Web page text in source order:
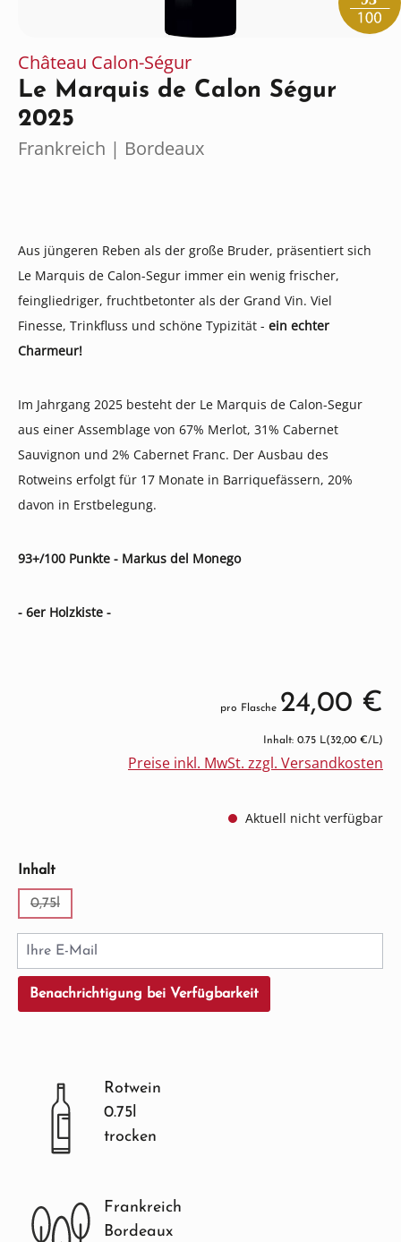
Château Calon-Ségur
Le Marquis de Calon Ségur
2025
Frankreich | Bordeaux
Aus jüngeren Reben als der große Bruder, präsentiert sich
Le Marquis de Calon-Segur immer ein wenig frischer,
feingliedriger, fruchtbetonter als der Grand Vin. Viel
Finesse, Trinkfluss und schöne Typizität - ein echter
Charmeur!
Im Jahrgang 2025 besteht der Le Marquis de Calon-Segur
aus einer Assemblage von 67% Merlot, 31% Cabernet
Sauvignon und 2% Cabernet Franc. Der Ausbau des
Rotweins erfolgt für 17 Monate in Barriquefässern, 20%
davon in Erstbelegung.
93+/100 Punkte - Markus del Monego
- 6er Holzkiste -
pro Flasche 24,00 €
Inhalt: 0.75 L(32,00 €/L)
Preise inkl. MwSt. zzgl. Versandkosten
Aktuell nicht verfügbar
Inhaltauswählen
0,75l
Ihre E-Mail
Benachrichtigung bei Verfügbarkeit
Rotwein
0.75l
trocken
Frankreich
Bordeaux